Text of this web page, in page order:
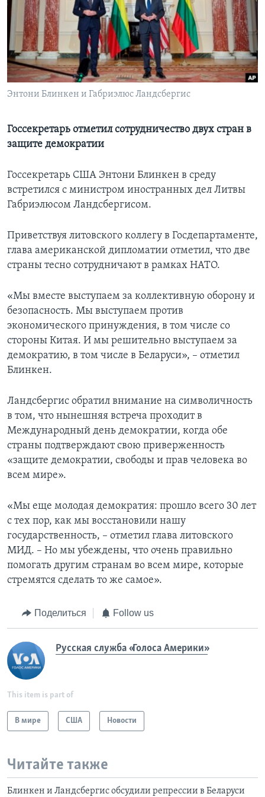
Learning English
СОЦИАЛЬНЫЕ СЕТИ
Энтони Блинкен и Габриэлюс Ландсбергис
Госсекретарь отметил сотрудничество двух стран в
защите демократии
Госсекретарь США Энтони Блинкен в среду
встретился с министром иностранных дел Литвы
Габриэлюсом Ландсбергисом.
Приветствуя литовского коллегу в Госдепартаменте,
глава американской дипломатии отметил, что две
страны тесно сотрудничают в рамках НАТО.
«Мы вместе выступаем за коллективную оборону и
безопасность. Мы выступаем против
экономического принуждения, в том числе со
стороны Китая. И мы решительно выступаем за
демократию, в том числе в Беларуси», – отметил
Блинкен.
Ландсбергис обратил внимание на символичность
в том, что нынешняя встреча проходит в
Международный день демократии, когда обе
страны подтверждают свою приверженность
«защите демократии, свободы и прав человека во
всем мире».
«Мы еще молодая демократия: прошло всего 30 лет
с тех пор, как мы восстановили нашу
государственность, – отметил глава литовского
МИД. – Но мы убеждены, что очень правильно
помогать другим странам во всем мире, которые
стремятся сделать то же самое».
Поделиться Follow us
Русская служба «Голоса Америки»
This item is part of
В мире США Новости
Читайте также
Блинкен и Ландсбергис обсудили репрессии в Беларуси